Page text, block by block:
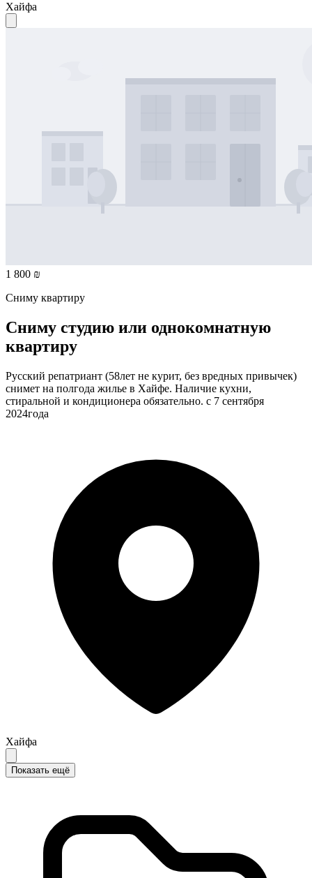
Хайфа
1 800 ₪
Сниму квартиру
Сниму студию или однокомнатную
квартиру
Русский репатриант (58лет не курит, без вредных привычек)
снимет на полгода жилье в Хайфе. Наличие кухни,
стиральной и кондиционера обязательно. с 7 сентября
2024года
Хайфа
Показать ещё